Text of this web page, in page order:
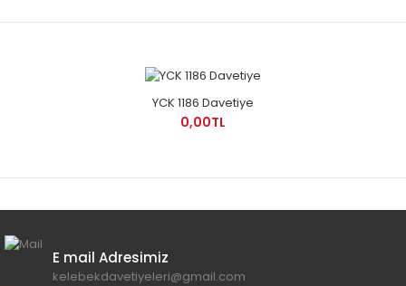
YCK 1186 Davetiye
0,00TL
E mail Adresimiz
kelebekdavetiyeleri@gmail.com